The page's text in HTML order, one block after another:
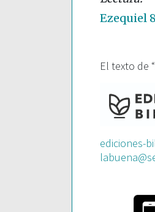
Ezequiel
El texto de
ediciones-